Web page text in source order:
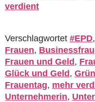
verdient
Verschlagwortet #EPD,
Frauen, Businessfrau
Frauen und Geld,
Glück und Geld,
Frauentag, mehr
Unternehmerin,